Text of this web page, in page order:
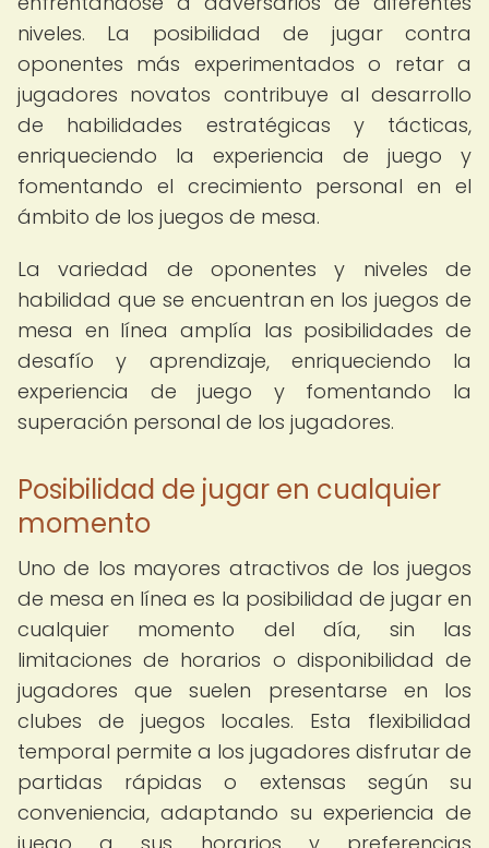
niveles. La posibilidad de jugar contra
oponentes más experimentados o retar a
jugadores novatos contribuye al desarrollo
de habilidades estratégicas y tácticas,
enriqueciendo la experiencia de juego y
fomentando el crecimiento personal en el
ámbito de los juegos de mesa.
La variedad de oponentes y niveles de
habilidad que se encuentran en los juegos de
mesa en línea amplía las posibilidades de
desafío y aprendizaje, enriqueciendo la
experiencia de juego y fomentando la
superación personal de los jugadores.
Posibilidad de jugar en cualquier
momento
Uno de los mayores atractivos de los juegos
de mesa en línea es la posibilidad de jugar en
cualquier momento del día, sin las
limitaciones de horarios o disponibilidad de
jugadores que suelen presentarse en los
clubes de juegos locales. Esta flexibilidad
temporal permite a los jugadores disfrutar de
partidas rápidas o extensas según su
conveniencia, adaptando su experiencia de